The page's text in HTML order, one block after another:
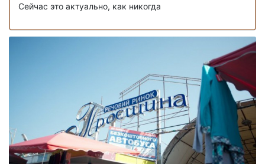
Сейчас это актуально, как никогда